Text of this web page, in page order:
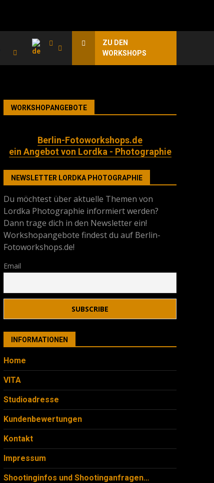
ZU DEN
WORKSHOPS
WORKSHOPANGEBOTE
Berlin-Fotoworkshops.de
ein Angebot von Lordka - Photographie
NEWSLETTER LORDKA PHOTOGRAPHIE
Du möchtest über aktuelle Themen von
Lordka Photographie informiert werden?
Dann trage dich in den Newsletter ein!
Workshopangebote findest du auf Berlin-
Fotoworkshops.de!
Email
INFORMATIONEN
Home
VITA
Studioadresse
Kundenbewertungen
Kontakt
Impressum
Shootinginfos und Shootinganfragen…